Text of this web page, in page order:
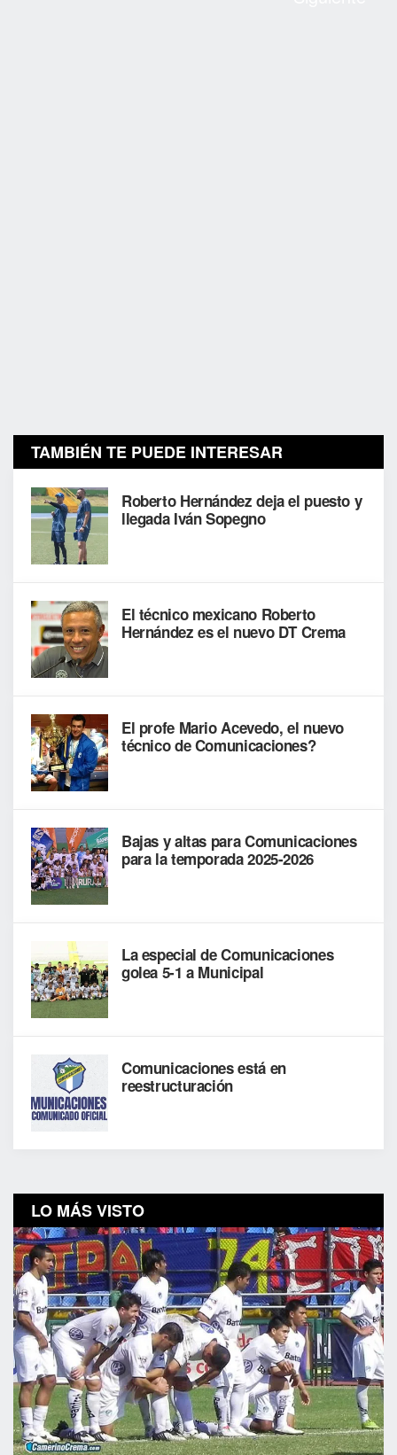
TAMBIÉN TE PUEDE INTERESAR
Roberto Hernández deja el puesto y
llegada Iván Sopegno
El técnico mexicano Roberto
Hernández es el nuevo DT Crema
El profe Mario Acevedo, el nuevo
técnico de Comunicaciones?
Bajas y altas para Comunicaciones
para la temporada 2025-2026
La especial de Comunicaciones
golea 5-1 a Municipal
Comunicaciones está en
reestructuración
LO MÁS VISTO